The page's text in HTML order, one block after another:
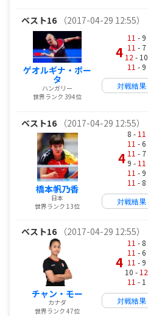
ベスト16 （2017-04-29 12:55）
ゲオルギナ・ポー
タ
ハンガリー
世界ランク 394位
4
11 - 9
11 - 7
12 - 10
11 - 9
対戦結果
ベスト16 （2017-04-29 12:55）
橋本帆乃香
日本
世界ランク 13位
4
8 - 11
11 - 6
11 - 7
9 - 11
11 - 9
11 - 8
対戦結果
ベスト16 （2017-04-29 12:55）
チャン・モー
カナダ
世界ランク 47位
4
11 - 8
11 - 6
11 - 9
10 - 12
11 - 1
対戦結果